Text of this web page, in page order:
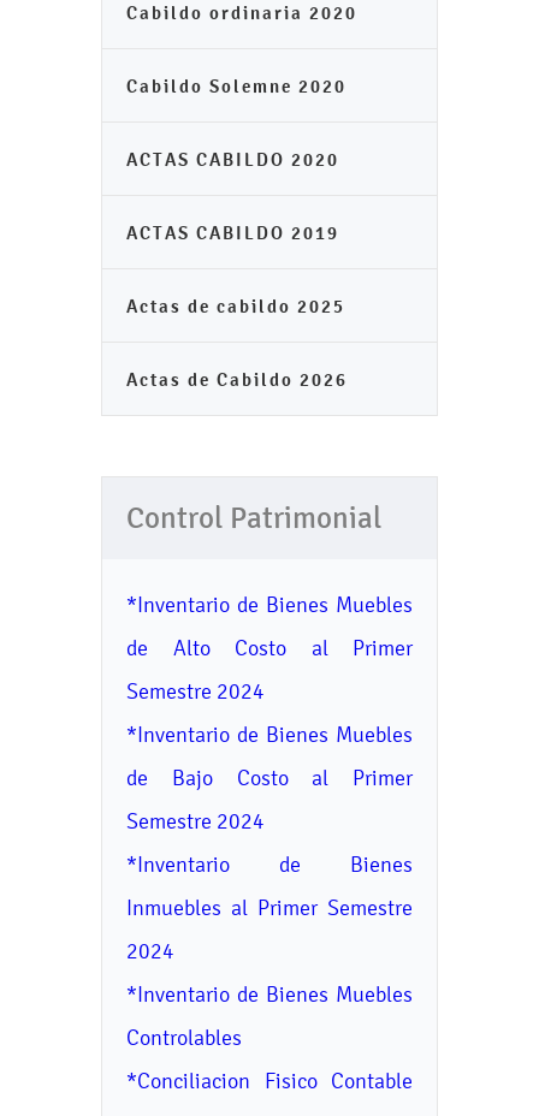
Cabildo ordinaria 2020
Cabildo Solemne 2020
ACTAS CABILDO 2020
ACTAS CABILDO 2019
Actas de cabildo 2025
Actas de Cabildo 2026
Control Patrimonial
*Inventario de Bienes Muebles
de Alto Costo al Primer
Semestre 2024
*Inventario de Bienes Muebles
de Bajo Costo al Primer
Semestre 2024
*Inventario de Bienes
Inmuebles al Primer Semestre
2024
*Inventario de Bienes Muebles
Controlables
*Conciliacion Fisico Contable